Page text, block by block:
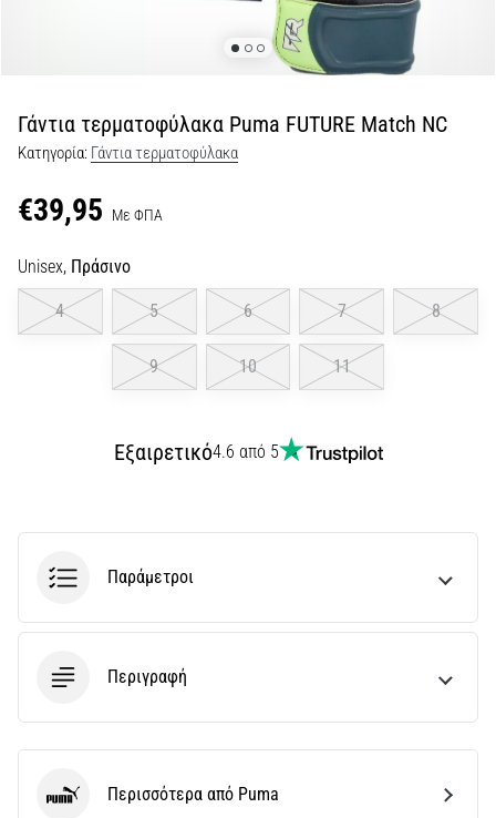
άρθρων
Γάντια τερματοφύλακα Puma FUTURE Match NC
Κατηγορία: Γάντια τερματοφύλακα
€39,95 Με ΦΠΑ
Unisex, Πράσινο
4 5 6 7 8
9 10 11
Εξαιρετικό4.6 από 5
Παράμετροι
Περιγραφή
Puma Περισσότερα από Puma